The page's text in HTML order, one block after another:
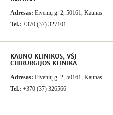
Adresas: Eivenių g. 2, 50161, Kaunas
Tel.: +370 (37) 327101
KAUNO KLINIKOS, VŠĮ
CHIRURGIJOS KLINIKA
Adresas: Eivenių g. 2, 50161, Kaunas
Tel.: +370 (37) 326566